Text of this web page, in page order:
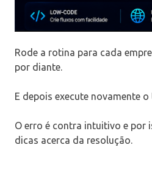
Rode a rotina para cada
por diante.
E depois execute novamente o
O erro é contra intuitivo e por
dicas acerca da resolução.